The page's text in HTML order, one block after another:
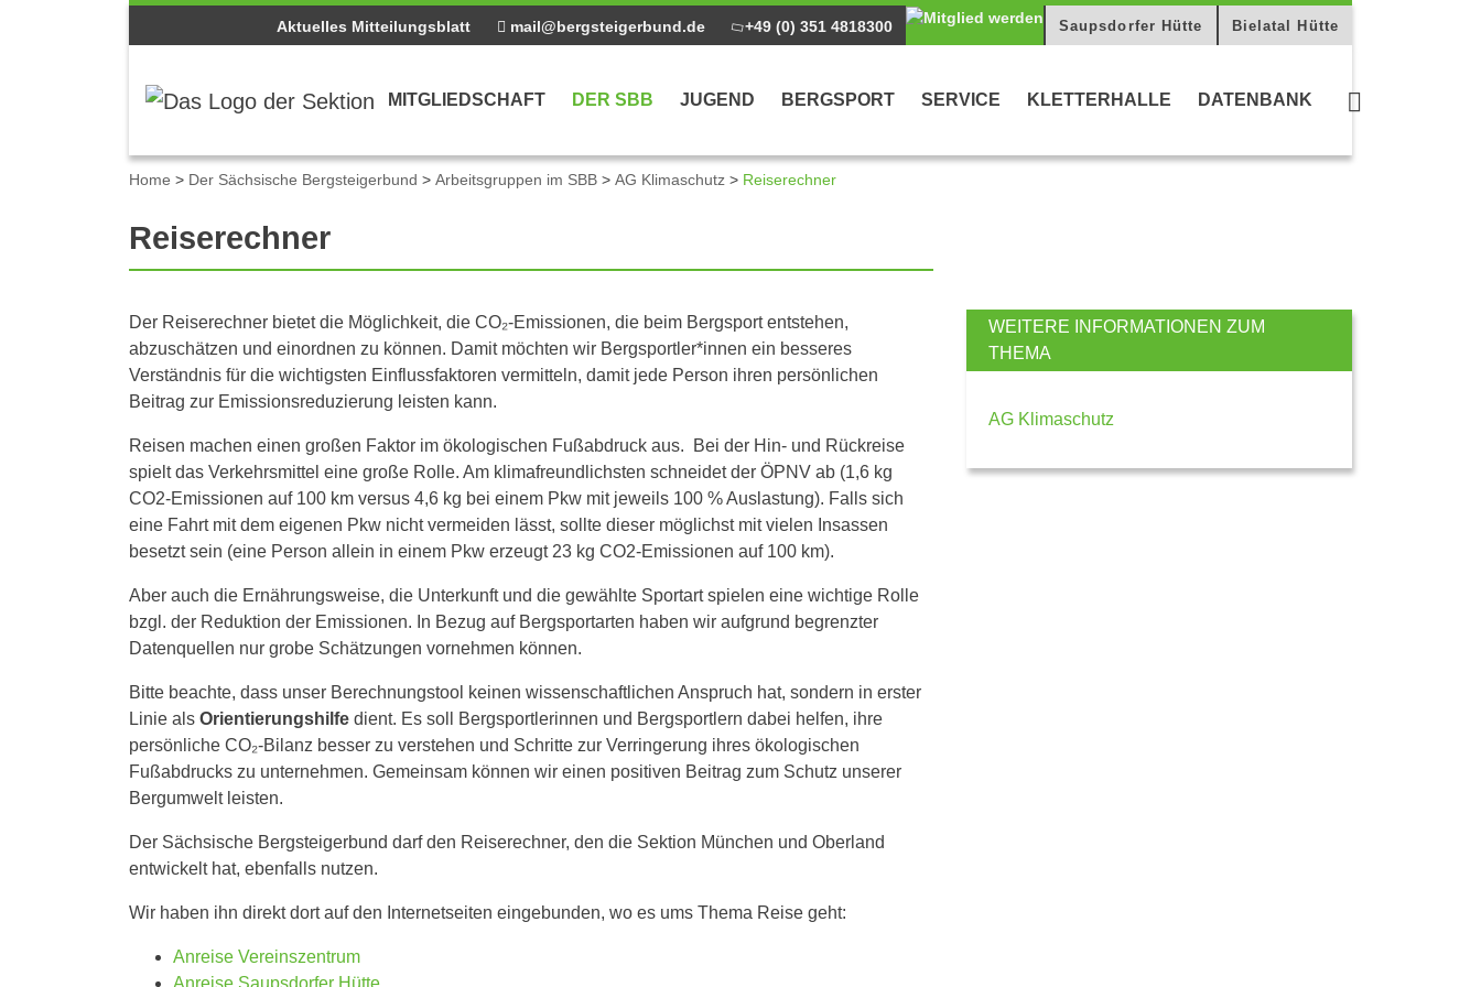
Aktuelles Mitteilungsblatt mail@bergsteigerbund.de +49 (0) 351 4818300 Saupsdorfer Hütte Bielatal Hütte
MITGLIEDSCHAFT DER SBB JUGEND BERGSPORT SERVICE KLETTERHALLE DATENBANK
Home > Der Sächsische Bergsteigerbund > Arbeitsgruppen im SBB > AG Klimaschutz > Reiserechner
Reiserechner
Der Reiserechner bietet die Möglichkeit, die CO₂-Emissionen, die beim Bergsport entstehen,
abzuschätzen und einordnen zu können. Damit möchten wir Bergsportler*innen ein besseres
Verständnis für die wichtigsten Einflussfaktoren vermitteln, damit jede Person ihren persönlichen
Beitrag zur Emissionsreduzierung leisten kann.
Reisen machen einen großen Faktor im ökologischen Fußabdruck aus. Bei der Hin- und Rückreise
spielt das Verkehrsmittel eine große Rolle. Am klimafreundlichsten schneidet der ÖPNV ab (1,6 kg
CO2-Emissionen auf 100 km versus 4,6 kg bei einem Pkw mit jeweils 100 % Auslastung). Falls sich
eine Fahrt mit dem eigenen Pkw nicht vermeiden lässt, sollte dieser möglichst mit vielen Insassen
besetzt sein (eine Person allein in einem Pkw erzeugt 23 kg CO2-Emissionen auf 100 km).
Aber auch die Ernährungsweise, die Unterkunft und die gewählte Sportart spielen eine wichtige Rolle
bzgl. der Reduktion der Emissionen. In Bezug auf Bergsportarten haben wir aufgrund begrenzter
Datenquellen nur grobe Schätzungen vornehmen können.
Bitte beachte, dass unser Berechnungstool keinen wissenschaftlichen Anspruch hat, sondern in erster
Linie als Orientierungshilfe dient. Es soll Bergsportlerinnen und Bergsportlern dabei helfen, ihre
persönliche CO₂-Bilanz besser zu verstehen und Schritte zur Verringerung ihres ökologischen
Fußabdrucks zu unternehmen. Gemeinsam können wir einen positiven Beitrag zum Schutz unserer
Bergumwelt leisten.
Der Sächsische Bergsteigerbund darf den Reiserechner, den die Sektion München und Oberland
entwickelt hat, ebenfalls nutzen.
Wir haben ihn direkt dort auf den Internetseiten eingebunden, wo es ums Thema Reise geht:
Anreise Vereinszentrum
Anreise Saupsdorfer Hütte
WEITERE INFORMATIONEN ZUM
THEMA
AG Klimaschutz